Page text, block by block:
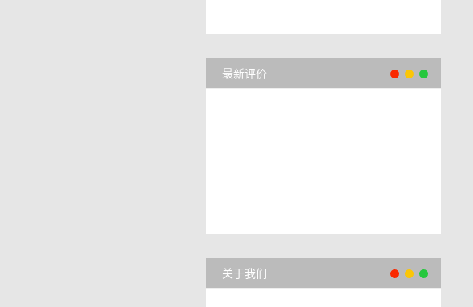
最新评价
关于我们